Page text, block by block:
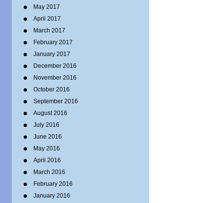
May 2017
April 2017
March 2017
February 2017
January 2017
December 2016
November 2016
October 2016
September 2016
August 2016
July 2016
June 2016
May 2016
April 2016
March 2016
February 2016
January 2016